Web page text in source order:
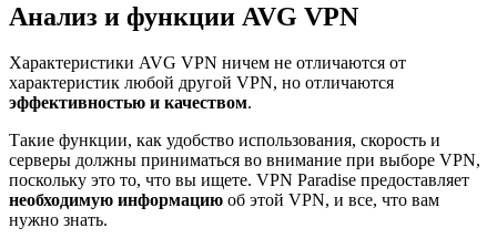
Анализ и функции AVG VPN
Характеристики AVG VPN ничем не отличаются от
характеристик любой другой VPN, но отличаются
эффективностью и качеством.
Такие функции, как удобство использования, скорость и
серверы должны приниматься во внимание при выборе VPN,
поскольку это то, что вы ищете. VPN Paradise предоставляет
необходимую информацию об этой VPN, и все, что вам
нужно знать.